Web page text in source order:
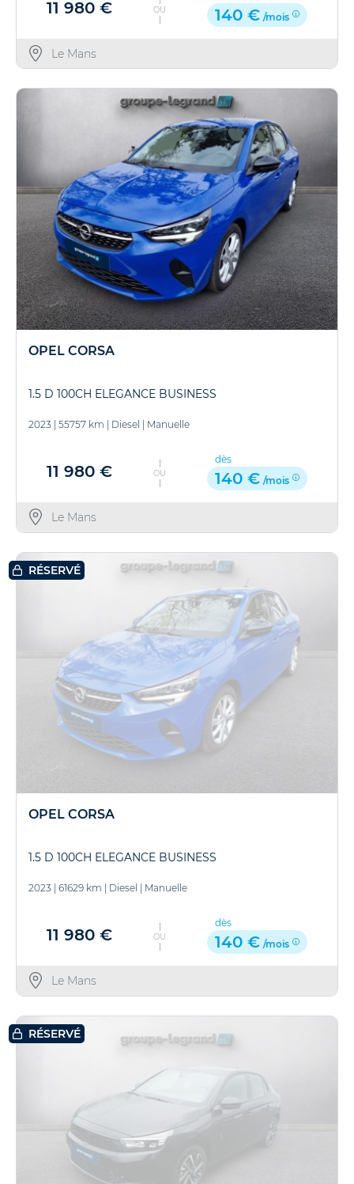
11 980 € OU 140 € /mois
Le Mans
OPEL CORSA
1.5 D 100CH ELEGANCE BUSINESS
2023 55757 km Diesel Manuelle
11 980 € OU
dès
140 € /mois
Le Mans
RÉSERVÉ
OPEL CORSA
1.5 D 100CH ELEGANCE BUSINESS
2023 61629 km Diesel Manuelle
11 980 € OU
dès
140 € /mois
Le Mans
RÉSERVÉ